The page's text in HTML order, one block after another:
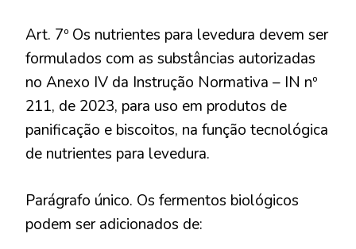
Art. 7º Os nutrientes para levedura devem ser
formulados com as substâncias autorizadas
no Anexo IV da Instrução Normativa – IN nº
211, de 2023, para uso em produtos de
panificação e biscoitos, na função tecnológica
de nutrientes para levedura.
Parágrafo único. Os fermentos biológicos
podem ser adicionados de: